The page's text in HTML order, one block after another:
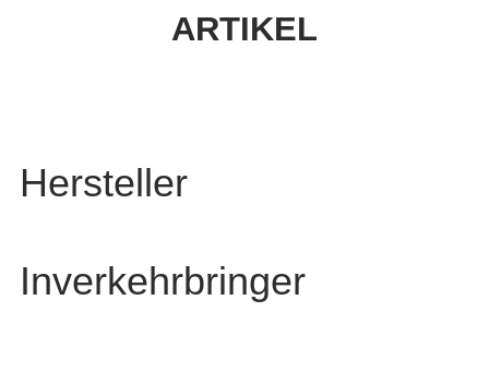
ARTIKEL
Hersteller
Inverkehrbringer